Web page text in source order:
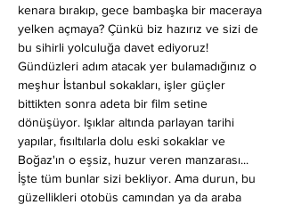
kenara bırakıp, gece bambaşka bir maceraya
yelken açmaya? Çünkü biz hazırız ve sizi de
bu sihirli yolculuğa davet ediyoruz!
Gündüzleri adım atacak yer bulamadığınız o
meşhur İstanbul sokakları, işler güçler
bittikten sonra adeta bir film setine
dönüşüyor. Işıklar altında parlayan tarihi
yapılar, fısıltılarla dolu eski sokaklar ve
Boğaz'ın o eşsiz, huzur veren manzarası...
İşte tüm bunlar sizi bekliyor. Ama durun, bu
güzellikleri otobüs camından ya da araba